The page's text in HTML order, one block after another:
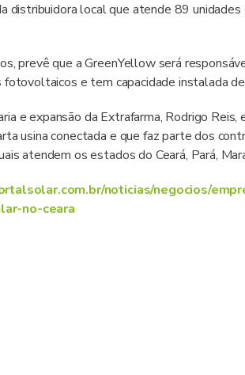
distribuidora local que atende 89
prevê que a GreenYellow será
e tem capacidade instalada
e expansão da Extrafarma, Rodrigo Reis,
usina conectada e que faz parte dos
atendem os estados do Ceará, Pará,
noticias/negocios/
no-ceara